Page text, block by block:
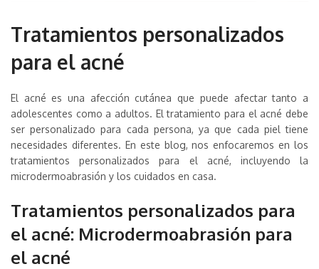
Tratamientos personalizados
para el acné
El acné es una afección cutánea que puede afectar tanto a
adolescentes como a adultos. El tratamiento para el acné debe
ser personalizado para cada persona, ya que cada piel tiene
necesidades diferentes. En este blog, nos enfocaremos en los
tratamientos personalizados para el acné, incluyendo la
microdermoabrasión y los cuidados en casa.
Tratamientos personalizados para
el acné: Microdermoabrasión para
el acné